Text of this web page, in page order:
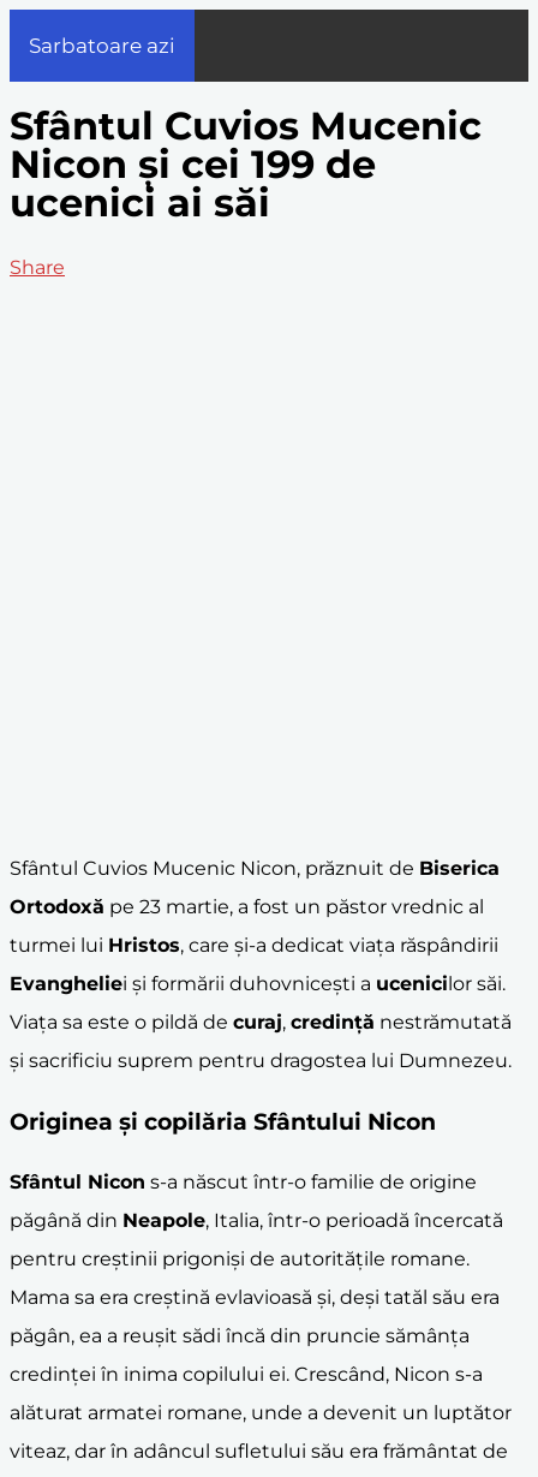
Sarbatoare azi
Sfântul Cuvios Mucenic
Nicon și cei 199 de
ucenici ai săi
Share
Sfântul Cuvios Mucenic Nicon, prăznuit de Biserica
Ortodoxă pe 23 martie, a fost un păstor vrednic al
turmei lui Hristos, care și-a dedicat viața răspândirii
Evangheliei și formării duhovnicești a ucenicilor săi.
Viața sa este o pildă de curaj, credință nestrămutată
și sacrificiu suprem pentru dragostea lui Dumnezeu.
Originea și copilăria Sfântului Nicon
Sfântul Nicon s-a născut într-o familie de origine
păgână din Neapole, Italia, într-o perioadă încercată
pentru creștinii prigoniși de autoritățile romane.
Mama sa era creștină evlavioasă și, deși tatăl său era
păgân, ea a reușit sădi încă din pruncie sămânța
credinței în inima copilului ei. Crescând, Nicon s-a
alăturat armatei romane, unde a devenit un luptător
viteaz, dar în adâncul sufletului său era frământat de